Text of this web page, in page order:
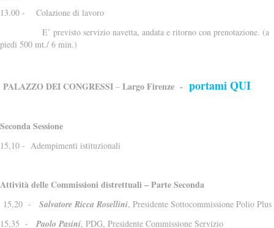
13.00 - Colazione di lavoro
E’ previsto servizio navetta, andata e ritorno con prenotazione. (a
piedi 500 mt./ 6 min.)
PALAZZO DEI CONGRESSI – Largo Firenze - portami QUI
Seconda Sessione
15,10 - Adempimenti istituzionali
Attività delle Commissioni distrettuali – Parte Seconda
15,20 - Salvatore Ricca Rosellini, Presidente Sottocommissione Polio Plus
15,35 - Paolo Pasini, PDG, Presidente Commissione Servizio